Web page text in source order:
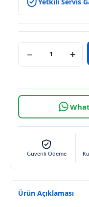
− +
Güvenli Ödeme
Ürün Açıklaması